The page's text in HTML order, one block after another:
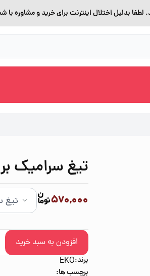
تیغ سرامیک بر 115 میلیمتر EKO
570,000
افزودن به سبد خرید
برند:EKO
برچسب ها: